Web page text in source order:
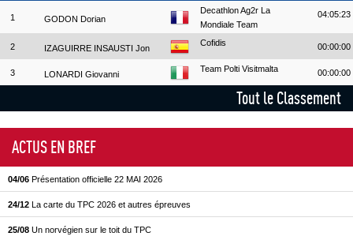
1 GODON Dorian 04:05:23
Decathlon Ag2r La
Mondiale Team
2 IZAGUIRRE INSAUSTI Jon 00:00:00
Cofidis
3 LONARDI Giovanni 00:00:00
Team Polti Visitmalta
Tout le Classement
ACTUS EN BREF
04/06 Présentation officielle 22 MAI 2026
24/12 La carte du TPC 2026 et autres épreuves
25/08 Un norvégien sur le toit du TPC